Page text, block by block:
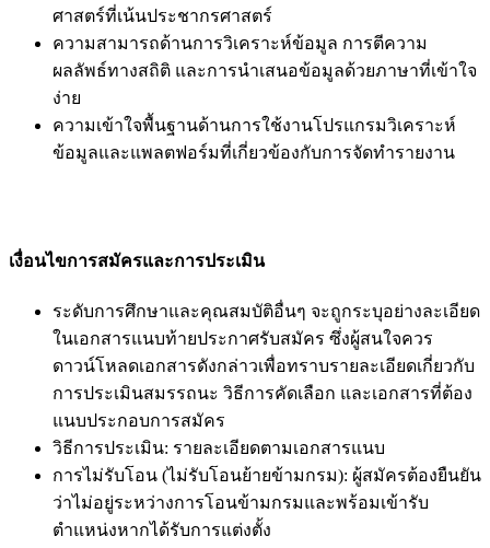
ศาสตร์ที่เน้นประชากรศาสตร์
ความสามารถด้านการวิเคราะห์ข้อมูล การตีความ
ผลลัพธ์ทางสถิติ และการนำเสนอข้อมูลด้วยภาษาที่เข้าใจ
ง่าย
ความเข้าใจพื้นฐานด้านการใช้งานโปรแกรมวิเคราะห์
ข้อมูลและแพลตฟอร์มที่เกี่ยวข้องกับการจัดทำรายงาน
เงื่อนไขการสมัครและการประเมิน
ระดับการศึกษาและคุณสมบัติอื่นๆ จะถูกระบุอย่างละเอียด
ในเอกสารแนบท้ายประกาศรับสมัคร ซึ่งผู้สนใจควร
ดาวน์โหลดเอกสารดังกล่าวเพื่อทราบรายละเอียดเกี่ยวกับ
การประเมินสมรรถนะ วิธีการคัดเลือก และเอกสารที่ต้อง
แนบประกอบการสมัคร
วิธีการประเมิน: รายละเอียดตามเอกสารแนบ
การไม่รับโอน (ไม่รับโอนย้ายข้ามกรม): ผู้สมัครต้องยืนยัน
ว่าไม่อยู่ระหว่างการโอนข้ามกรมและพร้อมเข้ารับ
ตำแหน่งหากได้รับการแต่งตั้ง